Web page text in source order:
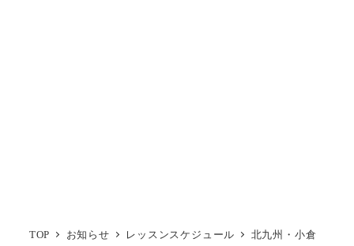
TOP お知らせ レッスンスケジュール
北九州・小倉